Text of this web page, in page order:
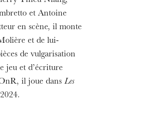
et Antoine
en scène, il monte
et de lui-
de vulgarisation
jeu et d’écriture
il joue dans Les